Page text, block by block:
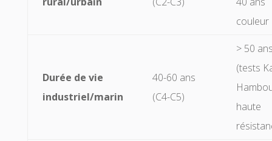
couleur
Durée de vie
industriel/marin
40-60 ans
(C4-C5)
> 50
(tests
haute